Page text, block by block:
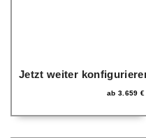
Jetzt weiter
ab3.659€